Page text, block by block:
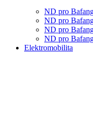
ND pro
ND pro
ND pro
ND pro
Elektromobilita